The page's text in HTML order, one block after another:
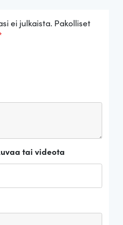
ei julkaista. Pakolliset
tai videota